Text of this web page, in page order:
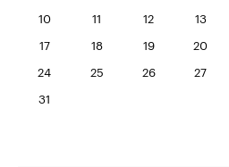
10 11 12 13
17 18 19 20
24 25 26 27
31